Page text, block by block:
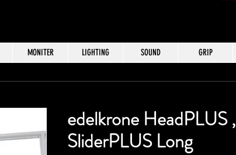
MONITER LIGHTING SOUND GRIP
edelkrone HeadPLUS ,
SliderPLUS Long